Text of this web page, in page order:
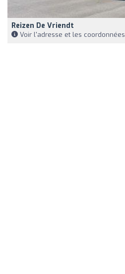
Reizen De Vriendt
Voir l'adresse et les coordonnées